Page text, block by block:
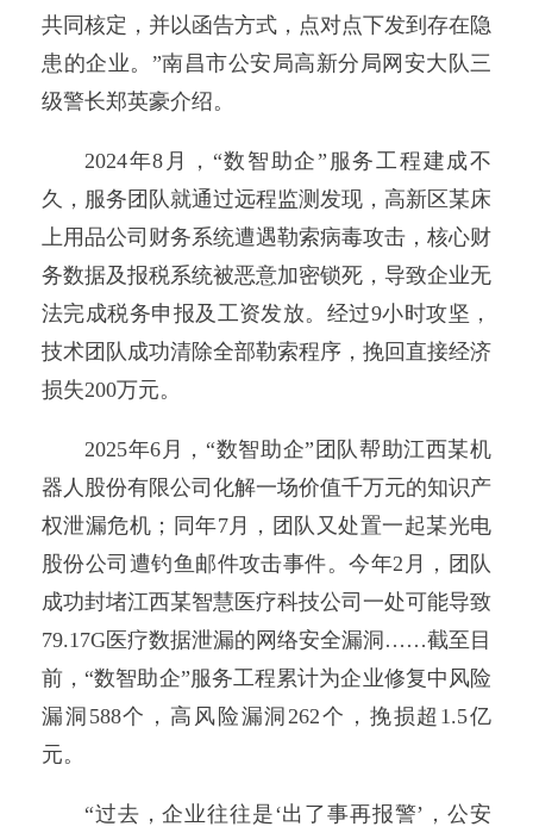
共同核定，并以函告方式，点对点下发到存在隐
患的企业。”南昌市公安局高新分局网安大队三
级警长郑英豪介绍。
2024年8月，“数智助企”服务工程建成不
久，服务团队就通过远程监测发现，高新区某床
上用品公司财务系统遭遇勒索病毒攻击，核心财
务数据及报税系统被恶意加密锁死，导致企业无
法完成税务申报及工资发放。经过9小时攻坚，
技术团队成功清除全部勒索程序，挽回直接经济
损失200万元。
2025年6月，“数智助企”团队帮助江西某机
器人股份有限公司化解一场价值千万元的知识产
权泄漏危机；同年7月，团队又处置一起某光电
股份公司遭钓鱼邮件攻击事件。今年2月，团队
成功封堵江西某智慧医疗科技公司一处可能导致
79.17G医疗数据泄漏的网络安全漏洞……截至目
前，“数智助企”服务工程累计为企业修复中风险
漏洞588个，高风险漏洞262个，挽损超1.5亿
元。
“过去，企业往往是‘出了事再报警’，公安